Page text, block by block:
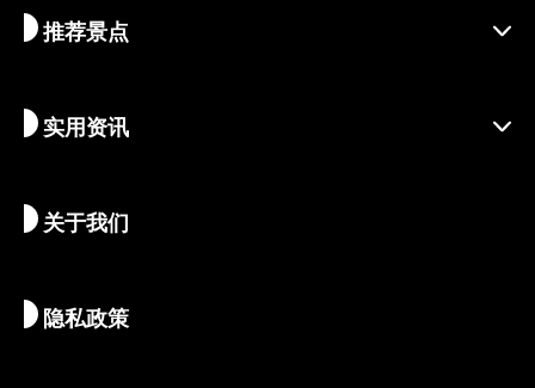
季节资讯
可持续旅游
旅行灵感
体验活动
艺术与文化
清晨与夜间观光
推荐景点
目的地
推荐行程
实用资讯
畅游京都
地图和工具
关于我们
隐私政策